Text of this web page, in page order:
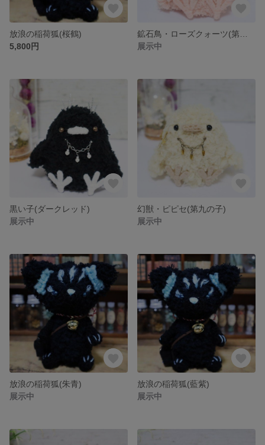
放浪の稲荷狐(桜鶴)
5,800円
展示中
黒い子(ダークレッド)
展示中
幻獣・ピピセ(第九の子)
展示中
放浪の稲荷狐(朱青)
展示中
放浪の稲荷狐(藍紫)
展示中